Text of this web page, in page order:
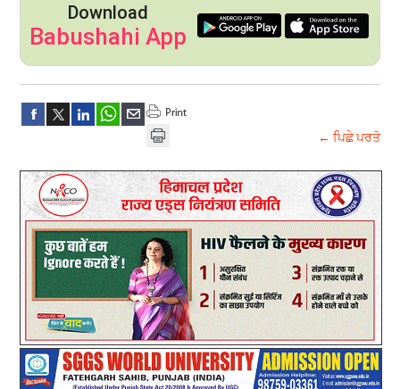
Download
Babushahi App
← ਪਿਛੇ ਪਰਤੋ